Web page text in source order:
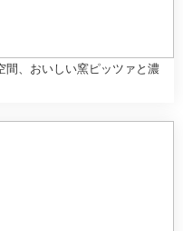
間、おいしい窯ピッツァと濃